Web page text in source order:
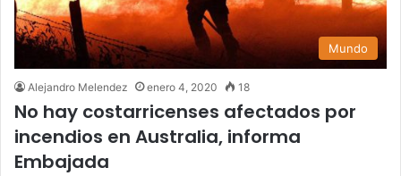
Mundo
Alejandro Melendez enero 4, 2020 18
No hay costarricenses afectados por
incendios en Australia, informa
Embajada